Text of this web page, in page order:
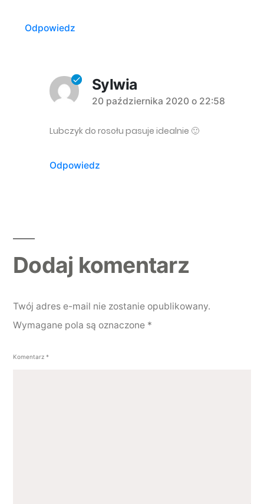
Odpowiedz
Sylwia
komentarz:
20 października 2020 o 22:58
Lubczyk do rosołu pasuje idealnie 🙂
Odpowiedz
Dodaj komentarz
Twój adres e-mail nie zostanie opublikowany.
Wymagane pola są oznaczone *
Komentarz *
Dodaj komentarz